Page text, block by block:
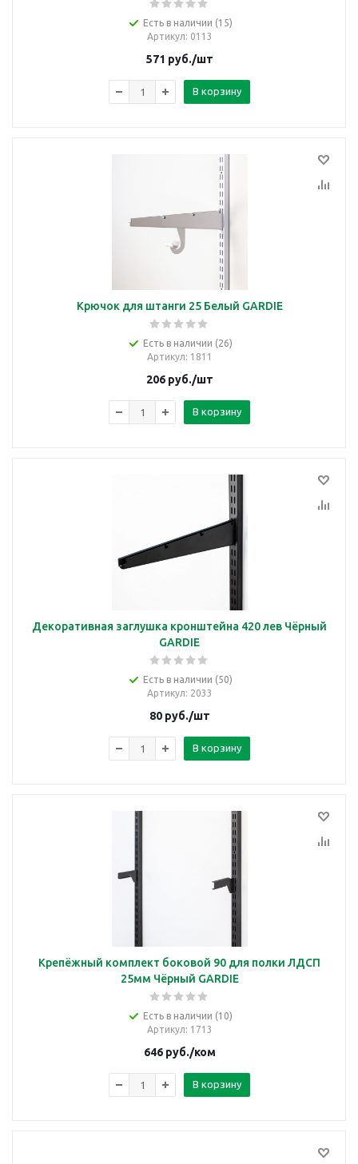
Есть в наличии (15)
Артикул: 0113
571 руб./шт
В корзину
Крючок для штанги 25 Белый GARDIE
Есть в наличии (26)
Артикул: 1811
206руб./шт
В корзину
Декоративная заглушка кронштейна 420 лев Чёрный
GARDIE
Есть в наличии (50)
Артикул: 2033
80руб./шт
В корзину
Крепёжный комплект боковой 90 для полки ЛДСП
25мм Чёрный GARDIE
Есть в наличии (10)
Артикул: 1713
646руб./ком
В корзину